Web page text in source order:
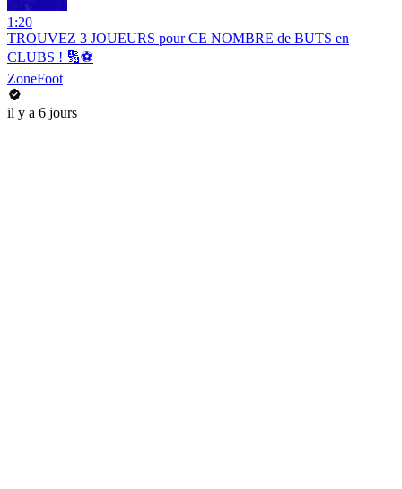
1:20
TROUVEZ 3 JOUEURS pour CE NOMBRE de BUTS en
CLUBS ! 🔢⚽️
ZoneFoot
il y a 6 jours